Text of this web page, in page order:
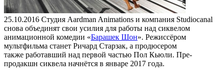
25.10.2016 Студия Aardman Animations и компания Studiocanal
снова объединят свои усилия для работы над сиквелом
анимационной комедии «Барашек Шон». Режиссёром
мультфильма станет Ричард Старзак, а продюсером
также работавший над первой частью Пол Кьюли. Пре-
продакшн сиквела начнётся в январе 2017 года.